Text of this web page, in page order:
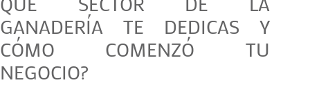
GANADERÍA TE DEDICAS Y
CÓMO COMENZÓ TU
NEGOCIO?